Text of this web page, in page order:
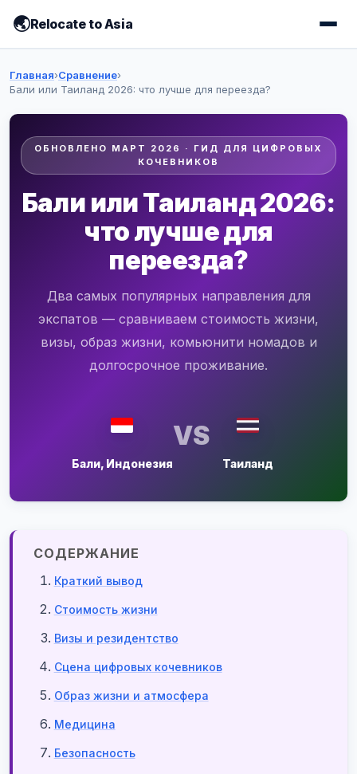
Relocate to Asia
Главная›Сравнение›
Бали или Таиланд 2026: что лучше для переезда?
ОБНОВЛЕНО МАРТ 2026 · ГИД ДЛЯ ЦИФРОВЫХ
КОЧЕВНИКОВ
Бали или Таиланд 2026:
что лучше для
переезда?
Два самых популярных направления для
экспатов — сравниваем стоимость жизни,
визы, образ жизни, комьюнити номадов и
долгосрочное проживание.
Бали, Индонезия
VS
Таиланд
СОДЕРЖАНИЕ
Краткий вывод
Стоимость жизни
Визы и резидентство
Сцена цифровых кочевников
Образ жизни и атмосфера
Медицина
Безопасность